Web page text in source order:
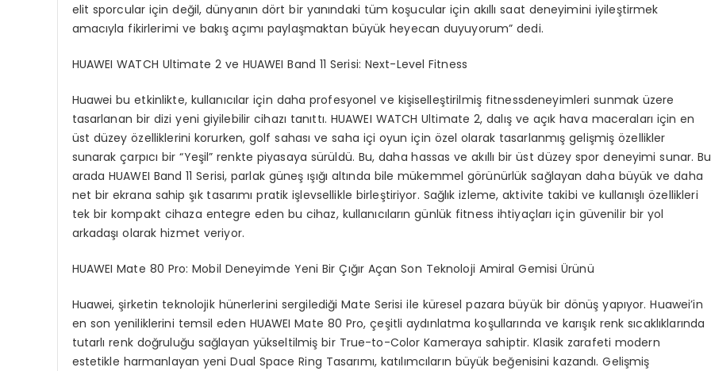
elit sporcular için değil, dünyanın dört bir yanındaki tüm koşucular için akıllı saat deneyimini iyileştirmek
amacıyla fikirlerimi ve bakış açımı paylaşmaktan büyük heyecan duyuyorum” dedi.
HUAWEI WATCH Ultimate 2 ve HUAWEIBand 11 Serisi: Next-LevelFitness
Huawei bu etkinlikte, kullanıcılar için daha profesyonel ve kişiselleştirilmiş fitnessdeneyimleri sunmak üzere
tasarlanan bir dizi yeni giyilebilir cihazı tanıttı. HUAWEI WATCH Ultimate 2, dalış ve açık hava maceraları için en
üst düzey özelliklerini korurken, golf sahası ve saha içi oyun için özel olarak tasarlanmış gelişmiş özellikler
sunarak çarpıcı bir “Yeşil” renkte piyasaya sürüldü. Bu, daha hassas ve akıllı bir üst düzey spor deneyimi sunar. Bu
arada HUAWEI Band 11 Serisi, parlak güneş ışığı altında bile mükemmel görünürlük sağlayan daha büyük ve daha
net bir ekrana sahip şık tasarımı pratik işlevsellikle birleştiriyor. Sağlık izleme, aktivite takibi ve kullanışlı özellikleri
tek bir kompakt cihaza entegre eden bu cihaz, kullanıcıların günlük fitness ihtiyaçları için güvenilir bir yol
arkadaşı olarak hizmet veriyor.
HUAWEIMate 80 Pro: Mobil Deneyimde Yeni Bir Çığır Açan Son Teknoloji Amiral Gemisi Ürünü
Huawei, şirketin teknolojik hünerlerini sergilediği Mate Serisi ile küresel pazara büyük bir dönüş yapıyor. Huawei’in
en son yeniliklerini temsil eden HUAWEI Mate 80 Pro, çeşitli aydınlatma koşullarında ve karışık renk sıcaklıklarında
tutarlı renk doğruluğu sağlayan yükseltilmiş bir True-to-Color Kameraya sahiptir. Klasik zarafeti modern
estetikle harmanlayan yeni Dual Space Ring Tasarımı, katılımcıların büyük beğenisini kazandı. Gelişmiş